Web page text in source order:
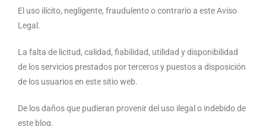
El uso ilícito, negligente, fraudulento o contrario a este Aviso
Legal.
La falta de licitud, calidad, fiabilidad, utilidad y disponibilidad
de los servicios prestados por terceros y puestos a disposición
de los usuarios en este sitio web.
De los daños que pudieran provenir del uso ilegal o indebido de
este blog.